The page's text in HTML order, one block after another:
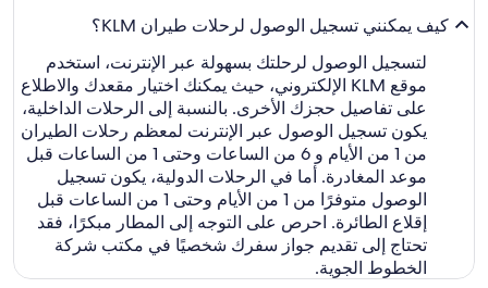
كيف يمكنني تسجيل الوصول لرحلات طيران KLM؟
لتسجيل الوصول لرحلتك بسهولة عبر الإنترنت، استخدم
موقع KLM الإلكتروني، حيث يمكنك اختيار مقعدك والاطلاع
على تفاصيل حجزك الأخرى. بالنسبة إلى الرحلات الداخلية،
يكون تسجيل الوصول عبر الإنترنت لمعظم رحلات الطيران
من 1 من الأيام و 6 من الساعات وحتى 1 من الساعات قبل
موعد المغادرة. أما في الرحلات الدولية، يكون تسجيل
الوصول متوفرًا من 1 من الأيام وحتى 1 من الساعات قبل
إقلاع الطائرة. احرص على التوجه إلى المطار مبكرًا، فقد
تحتاج إلى تقديم جواز سفرك شخصيًا في مكتب شركة
الخطوط الجوية.